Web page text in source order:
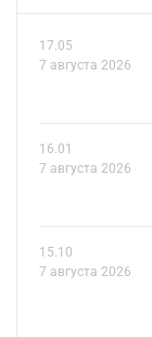
17.05
7 августа 2026
16.01
7 августа 2026
15.10
7 августа 2026